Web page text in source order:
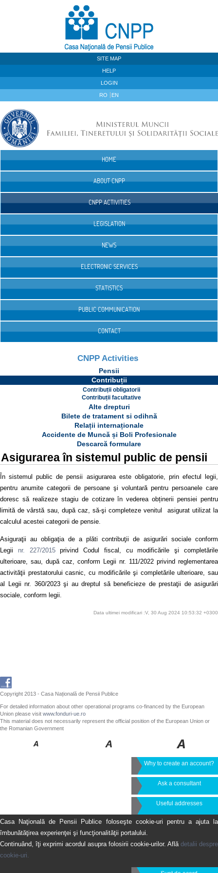
SITE MAP
HELP
LOGIN
RO EN
HOME
ABOUT CNPP
CNPP ACTIVITIES
LEGISLATION
NEWS
ELECTRONIC SERVICES
STATISTICS
PUBLIC COMMUNICATION
CONTACT
CNPP Activities
Pensii
Contribuții
Contribuții obligatorii
Contribuții facultative
Alte drepturi
Bilete de tratament si odihnă
Relații internaționale
Accidente de Muncă și Boli Profesionale
Descarcă formulare
Asigurarea în sistemul public de pensii
În sistemul public de pensii asigurarea este obligatorie, prin efectul legii,
pentru anumite categorii de persoane şi voluntară pentru persoanele care
doresc să realizeze stagiu de cotizare în vederea obținerii pensiei pentru
limită de vârstă sau, după caz, să-şi completeze venitul asigurat utilizat la
calculul acestei categorii de pensie.
Asiguraţii au obligaţia de a plăti contribuţii de asigurări sociale conform
Legii nr. 227/2015privind Codul fiscal, cu modificările şi completările
ulterioare, sau, după caz, conform Legii nr. 111/2022 privind reglementarea
activităţii prestatorului casnic, cu modificările şi completările ulterioare, sau
al Legii nr. 360/2023 şi au dreptul să beneficieze de prestaţii de asigurări
sociale, conform legii.
Data ultimei modificari :V, 30 Aug 2024 10:53:32 +0300
Copyright 2013 - Casa Națională de Pensii Publice
For detailed information about other operational programs co-financed by the European
Union please visit www.fonduri-ue.ro
This material does not necessarily represent the official position of the European Union or
the Romanian Government
Why to create an account?
Ask a consultant
Useful addresses
Casa Naţională de Pensii Publice foloseşte cookie-uri pentru a ajuta la
îmbunătăţirea experienţei şi funcţionalităţii portalului.
Continuând, îţi exprimi acordul asupra folosirii cookie-urilor. Află detalii despre
cookie-uri.